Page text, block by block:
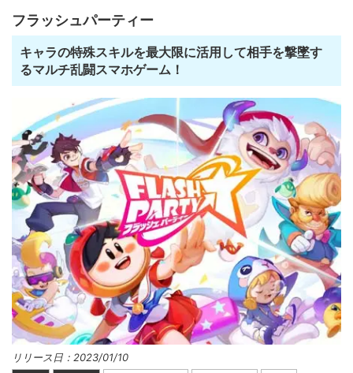
フラッシュパーティー
キャラの特殊スキルを最大限に活用して相手を撃墜す
るマルチ乱闘スマホゲーム！
リリース日：2023/01/10